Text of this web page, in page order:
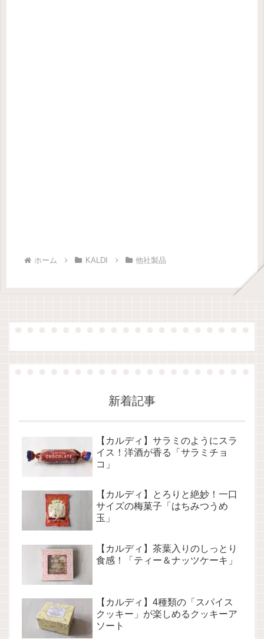
ホーム KALDI 他社製品
新着記事
【カルディ】サラミのようにスラ
イス！洋酒が香る「サラミチョ
コ」
【カルディ】とろりと絶妙！一口
サイズの梅菓子「はちみつうめ
玉」
【カルディ】茶葉入りのしっとり
食感！「ティー＆ナッツケーキ」
【カルディ】4種類の「スパイス
クッキー」が楽しめるクッキーア
ソート